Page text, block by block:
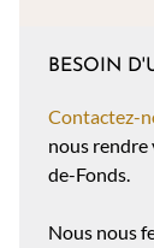
BESOIN
Contactez-
nous rendre
de-Fonds.
Nous nous